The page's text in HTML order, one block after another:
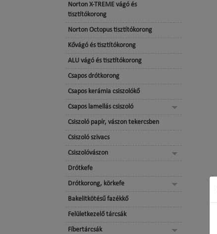
Norton X-TREME vágó és
tisztítókorong
Norton Octopus tisztítókorong
Kővágó és tisztítókorong
ALU vágó és tisztítókorong
Csapos drótkorong
Csapos kerámia csiszolókő
Csapos lamellás csiszoló
Csiszoló papír, vászon tekercsben
Csiszoló szivacs
Csiszolóvászon
Drótkefe
Drótkorong, körkefe
Bakelitkötésű fazékkő
Felületkezelő tárcsák
Fíbertárcsák